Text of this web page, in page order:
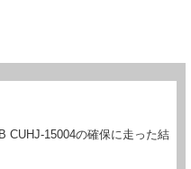
CUHJ-15004の確保に走った結